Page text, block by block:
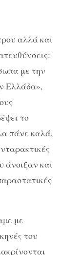
αλλά και
με την
Ελλάδα»,
το
πάνε καλά,
άνοιξαν και
με
του